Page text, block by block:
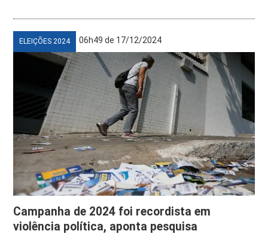
ELEIÇÕES 2024 06h49 de 17/12/2024
Campanha de 2024 foi recordista em
violência política, aponta pesquisa